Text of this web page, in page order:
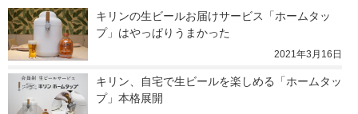
キリンの生ビールお届けサービス「ホームタッ
プ」はやっぱりうまかった
2021年3月16日
キリン、自宅で生ビールを楽しめる「ホームタッ
プ」本格展開